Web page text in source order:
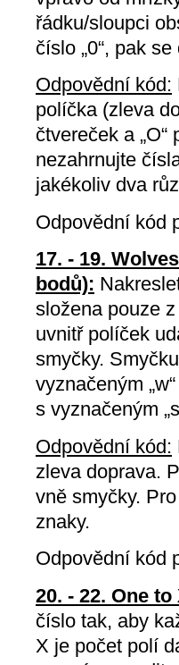
řádku/sloupci
číslo „0“, pak
Odpovědní kód:
políčka (zleva
čtvereček a
nezahrnujte
jakékoliv dva
Odpovědní kód
17. - 19.
bodů):
složena pouze
uvnitř políček
smyčky.
vyznačeným
s vyznačeným
Odpovědní kód:
zleva doprava.
vně smyčky.
znaky.
Odpovědní kód
20. - 22. One to
číslo tak, aby
X je počet polí